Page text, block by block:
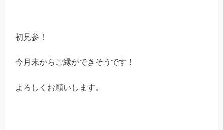
初見参！
今月末からご縁ができそうです！
よろしくお願いします。